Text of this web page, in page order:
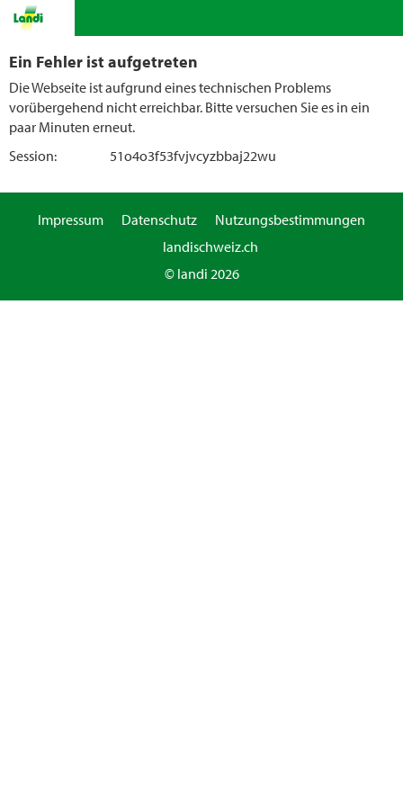
Ein Fehler ist aufgetreten
Die Webseite ist aufgrund eines technischen Problems
vorübergehend nicht erreichbar. Bitte versuchen Sie es in ein
paar Minuten erneut.
Session:
51o4o3f53fvjvcyzbbaj22wu
Impressum Datenschutz
Nutzungsbestimmungen
landischweiz.ch
© landi 2026